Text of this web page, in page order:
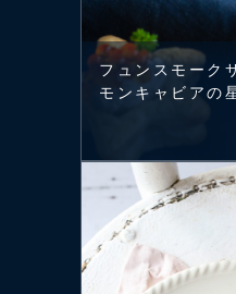
フュンスモーク
モンキャビアの